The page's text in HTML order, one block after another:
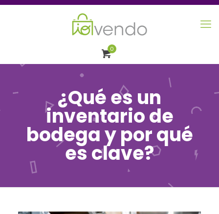
0
¿Qué es un
inventario de
bodega y por qué
es clave?